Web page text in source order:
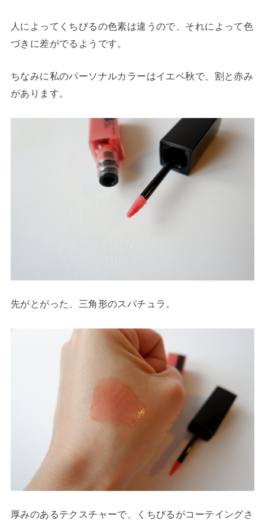
人によってくちびるの色素は違うので、それによって色
づきに差がでるようです。
ちなみに私のパーソナルカラーはイエベ秋で、割と赤み
があります。
先がとがった、三角形のスパチュラ。
厚みのあるテクスチャーで、くちびるがコーテイングさ